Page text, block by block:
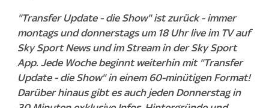
"Transfer Update - die Show" ist zurück - immer
montags und donnerstags um 18 Uhr live im TV auf
Sky Sport News und im Stream in der Sky Sport
App. Jede Woche beginnt weiterhin mit "Transfer
Update - die Show" in einem 60-minütigen Format!
Darüber hinaus gibt es auch jeden Donnerstag in